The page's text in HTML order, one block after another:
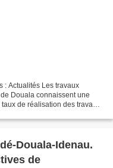
: Actualités Les travaux
Douala connaissent une
de réalisation des travaux
Douala-Idenau.
de